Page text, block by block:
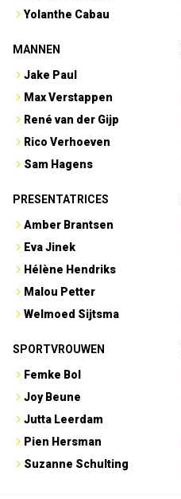
Yolanthe Cabau
MANNEN
Jake Paul
Max Verstappen
René van der Gijp
Rico Verhoeven
Sam Hagens
PRESENTATRICES
Amber Brantsen
Eva Jinek
Hélène Hendriks
Malou Petter
Welmoed Sijtsma
SPORTVROUWEN
Femke Bol
Joy Beune
Jutta Leerdam
Pien Hersman
Suzanne Schulting